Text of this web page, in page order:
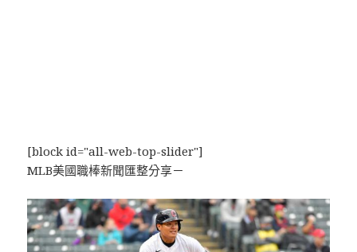
[block id="all-web-top-slider"]
MLB美國職棒新聞匯整分享－